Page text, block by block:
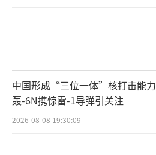
中国形成“三位一体”核打击能力
轰-6N携惊雷-1导弹引关注
2026-08-08 19:30:09